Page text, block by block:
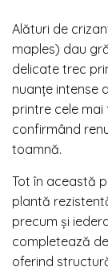
Alături de
maples) dau
delicate trec
nuanțe intense
printre cele
confirmând
toamnă.
Tot în această
plantă
precum și
completează
oferind